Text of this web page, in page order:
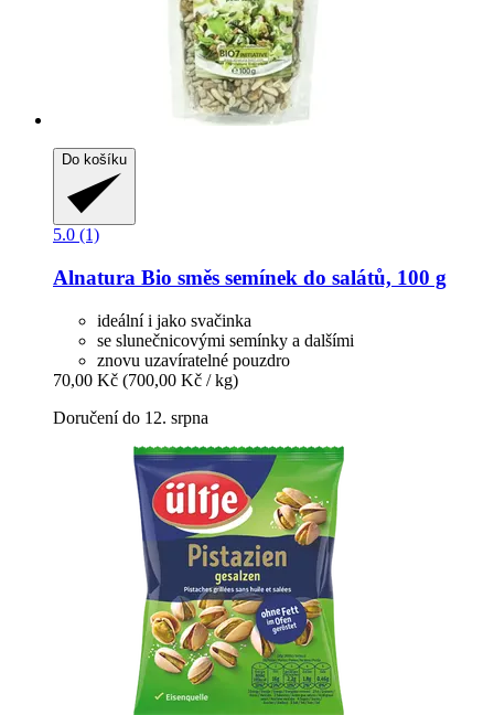
Do košíku
5.0 (1)
Alnatura Bio směs semínek do salátů, 100 g
ideální i jako svačinka
se slunečnicovými semínky a dalšími
znovu uzavíratelné pouzdro
70,00 Kč (700,00 Kč / kg)
Doručení do 12. srpna